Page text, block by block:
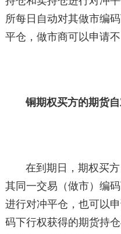
所每日自动对其做市编
平仓，做市商可以申请不
铜期权买方的期货
在到期日，期权买
其同一交易（做市）编
进行对冲平仓，也可以
码下行权获得的期货持